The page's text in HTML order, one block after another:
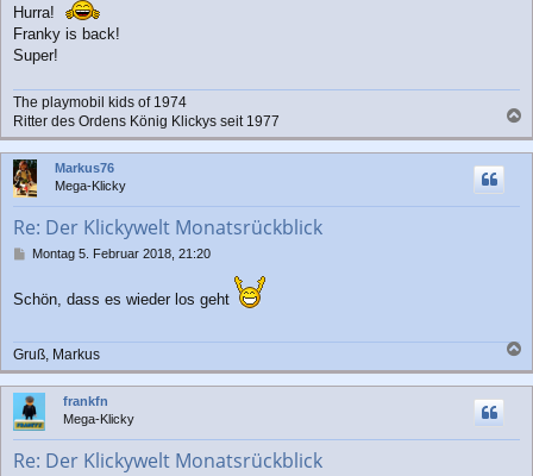
r
a
g
Hurra!
Franky is back!
Super!
The playmobil kids of 1974
Ritter des Ordens König Klickys seit 1977
a
c
Markus76
Mega-Klicky
Re: Der Klickywelt Monatsrückblick
B
t
a
g
Montag 5. Februar 2018, 21:20
Schön, dass es wieder los geht
Gruß, Markus
a
c
frankfn
Mega-Klicky
Re: Der Klickywelt Monatsrückblick